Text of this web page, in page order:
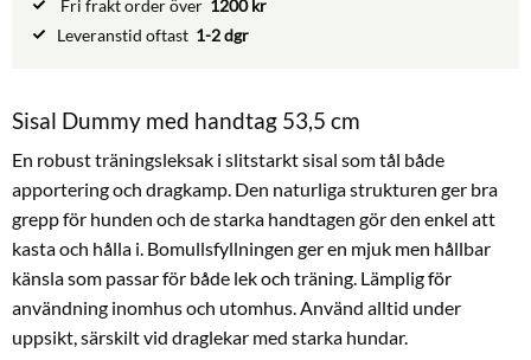
Fri frakt order över 1200 kr
Leveranstid oftast 1-2 dgr
Sisal Dummy med handtag 53,5 cm
En robust träningsleksak i slitstarkt sisal som tål både
apportering och dragkamp. Den naturliga strukturen ger bra
grepp för hunden och de starka handtagen gör den enkel att
kasta och hålla i. Bomullsfyllningen ger en mjuk men hållbar
känsla som passar för både lek och träning. Lämplig för
användning inomhus och utomhus. Använd alltid under
uppsikt, särskilt vid draglekar med starka hundar.